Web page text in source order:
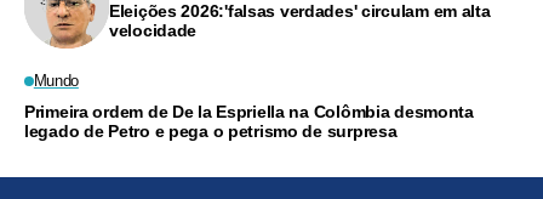
Eleições 2026:'falsas verdades' circulam em alta
velocidade
Mundo
Primeira ordem de De la Espriella na Colômbia desmonta
legado de Petro e pega o petrismo de surpresa